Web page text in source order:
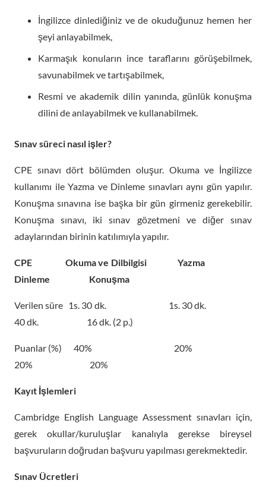
İngilizce dinlediğiniz ve de okuduğunuz hemen her
şeyi anlayabilmek,
Karmaşık konuların ince taraflarını görüşebilmek,
savunabilmek ve tartışabilmek,
Resmi ve akademik dilin yanında, günlük konuşma
dilini de anlayabilmek ve kullanabilmek.
Sınav süreci nasıl işler?
CPE sınavı dört bölümden oluşur. Okuma ve İngilizce
kullanımı ile Yazma ve Dinleme sınavları aynı gün yapılır.
Konuşma sınavına ise başka bir gün girmeniz gerekebilir.
Konuşma sınavı, iki sınav gözetmeni ve diğer sınav
adaylarından birinin katılımıyla yapılır.
CPE Okuma ve Dilbilgisi Yazma
Dinleme Konuşma
Verilen süre 1s. 30 dk. 1s. 30 dk.
40 dk. 16 dk. (2 p.)
Puanlar (%) 40% 20%
20% 20%
Kayıt İşlemleri
Cambridge English Language Assessment sınavları için,
gerek okullar/kuruluşlar kanalıyla gerekse bireysel
başvuruların doğrudan başvuru yapılması gerekmektedir.
Sınav Ücretleri